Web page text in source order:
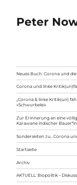
Peter
Neues Buch: Corona und
Corona und linke
„Corona & linke Kritik(un)
»Schwurbelei«
Zur Erinnerung an eine
Karawane indischer
Sonderseiten zu…Corona
Startseite
Archiv
AKTUELL: Biopolitik –